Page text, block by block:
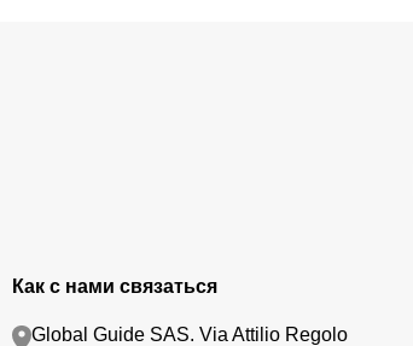
Как с нами связаться
Global Guide SAS. Via Attilio Regolo